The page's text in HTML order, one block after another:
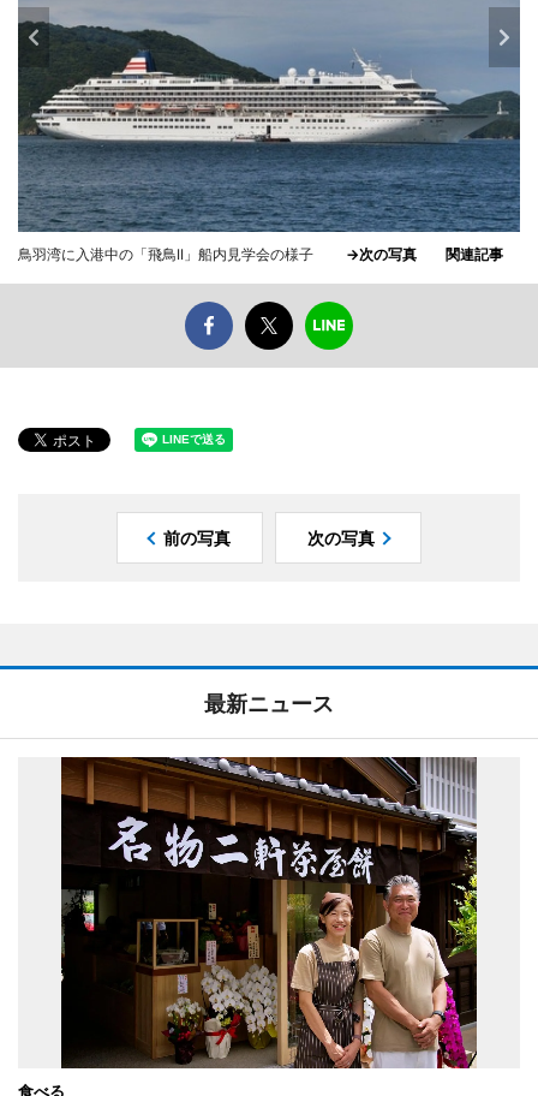
鳥羽湾に入港中の「飛鳥II」船内見学会の様子 →次の写真 関連記事
前の写真 次の写真
最新ニュース
食べる